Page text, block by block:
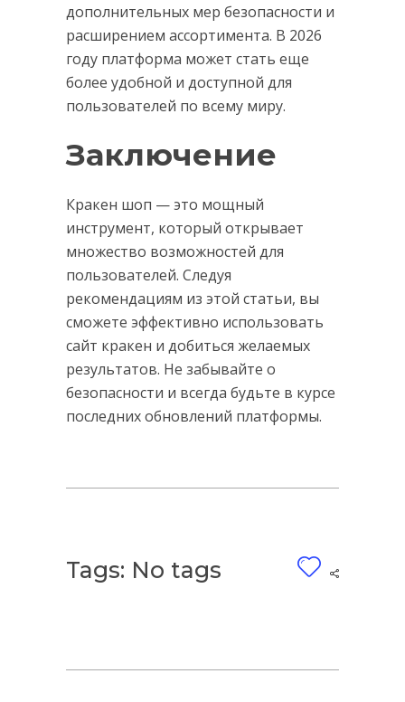
дополнительных мер безопасности и
расширением ассортимента. В 2026
году платформа может стать еще
более удобной и доступной для
пользователей по всему миру.
Заключение
Кракен шоп — это мощный
инструмент, который открывает
множество возможностей для
пользователей. Следуя
рекомендациям из этой статьи, вы
сможете эффективно использовать
сайт кракен и добиться желаемых
результатов. Не забывайте о
безопасности и всегда будьте в курсе
последних обновлений платформы.
Tags: No tags